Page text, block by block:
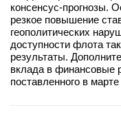
консенсус-прогнозы.
резкое повышение
геополитических
доступности флота
результаты.
вклада в финансовые
поставленного в